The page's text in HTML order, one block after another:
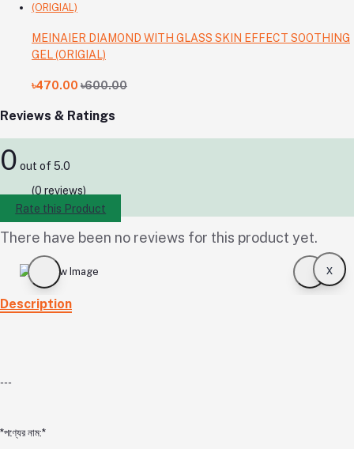
MEINAIER DIAMOND WITH GLASS SKIN EFFECT SOOTHING
GEL (ORIGIAL)
৳470.00 ৳600.00
Reviews & Ratings
0 out of 5.0
(0 reviews)
Rate this Product
There have been no reviews for this product yet.
x
Description
---
*পণ্যের নাম:*